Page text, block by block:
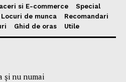
si E-commerce
Special
Locuri de munca
Recomandari
Ghid de oras Utile
şi nu numai